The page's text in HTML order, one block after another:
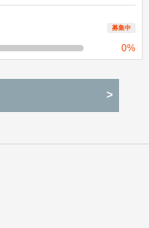
募集中
0%